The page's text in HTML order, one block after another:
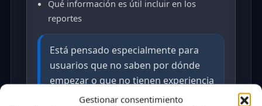
Gestionar consentimiento
Qué información es útil incluir en los
reportes
Está pensado especialmente para
usuarios que no saben por dónde
empezar o que no tienen experiencia
previa en pruebas de software.